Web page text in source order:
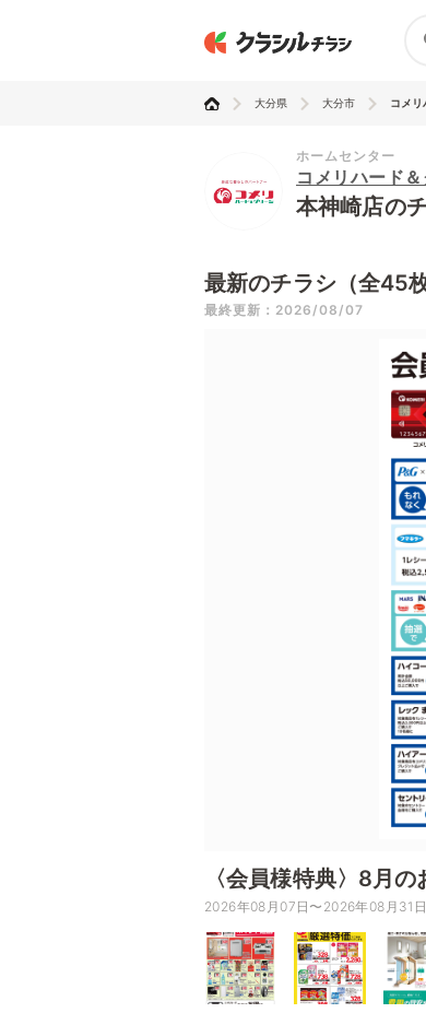
大分県 大分市 コメリ
ホームセンター
コメリハード
本神崎店の
最新のチラシ（全45枚
最終更新：2026/08/07
〈会員様特典〉8月
2026年08月07日〜2026年08月31